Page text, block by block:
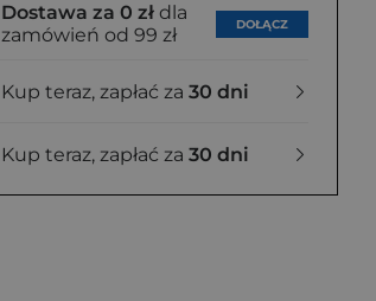
Dostawa za 0 zł dla
zamówień od 99 zł
DOŁĄCZ
Kup teraz, zapłać za 30 dni
Kup teraz, zapłać za 30 dni